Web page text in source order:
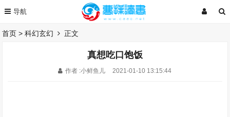
首页 >科幻玄幻 正文
真想吃口饱饭
作者 :小鲜鱼儿 2021-01-10 13:15:44